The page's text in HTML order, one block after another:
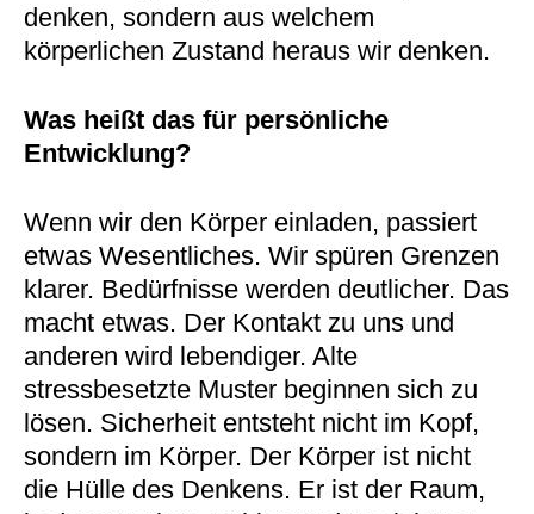
denken, sondern aus welchem
körperlichen Zustand heraus wir denken.
Was heißt das für persönliche
Entwicklung?
Wenn wir den Körper einladen, passiert
etwas Wesentliches. Wir spüren Grenzen
klarer. Bedürfnisse werden deutlicher. Das
macht etwas. Der Kontakt zu uns und
anderen wird lebendiger. Alte
stressbesetzte Muster beginnen sich zu
lösen. Sicherheit entsteht nicht im Kopf,
sondern im Körper. Der Körper ist nicht
die Hülle des Denkens. Er ist der Raum,